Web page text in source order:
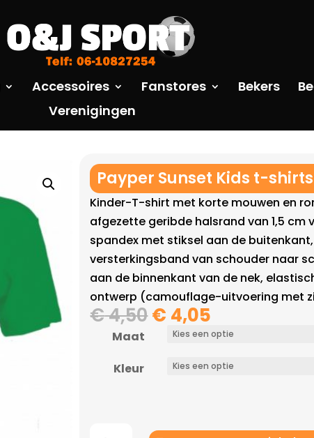
Accessoires Fanstores Bekers
Verenigingen
Payper Sunset Kids t-shirts
Kinder-T-shirt met korte mouwen en
afgezette geribde halsrand van 1,5 cm
spandex met stiksel aan de
versterkingsband van schouder naar
aan de binnenkant van de nek,
ontwerp (camouflage-uitvoering met
€4,50Oorspronkelijke
prijs
€ 4,50.
€ 4,05
prijs
€ 4,05.
Maat
Kleur